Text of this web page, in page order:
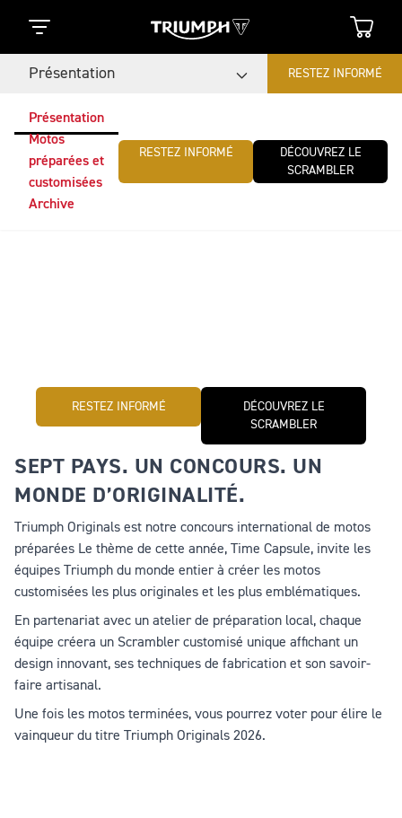
Présentation RESTEZ INFORMÉ
Présentation
Motos
préparées et
customisées
Archive
RESTEZ INFORMÉ
DÉCOUVREZ LE
SCRAMBLER
RESTEZ INFORMÉ
DÉCOUVREZ LE
SCRAMBLER
SEPT PAYS. UN CONCOURS. UN
MONDE D’ORIGINALITÉ.
Triumph Originals est notre concours international de motos
préparées Le thème de cette année, Time Capsule, invite les
équipes Triumph du monde entier à créer les motos
customisées les plus originales et les plus emblématiques.
En partenariat avec un atelier de préparation local, chaque
équipe créera un Scrambler customisé unique affichant un
design innovant, ses techniques de fabrication et son savoir-
faire artisanal.
Une fois les motos terminées, vous pourrez voter pour élire le
vainqueur du titre Triumph Originals 2026.